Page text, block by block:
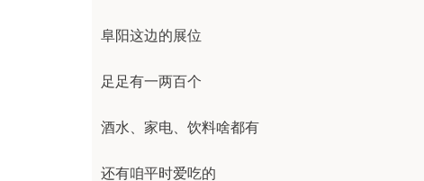
阜阳这边的展位
足足有一两百个
酒水、家电、饮料啥都有
还有咱平时爱吃的